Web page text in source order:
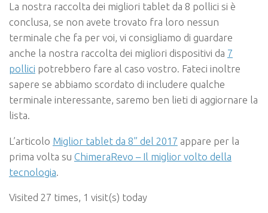
La nostra raccolta dei migliori tablet da 8 pollici si è
conclusa, se non avete trovato fra loro nessun
terminale che fa per voi, vi consigliamo di guardare
anche la nostra raccolta dei migliori dispositivi da 7
pollici potrebbero fare al caso vostro. Fateci inoltre
sapere se abbiamo scordato di includere qualche
terminale interessante, saremo ben lieti di aggiornare la
lista.
L’articolo Miglior tablet da 8” del 2017 appare per la
prima volta su ChimeraRevo – Il miglior volto della
tecnologia
Visited 27 times, 1 visit(s) today